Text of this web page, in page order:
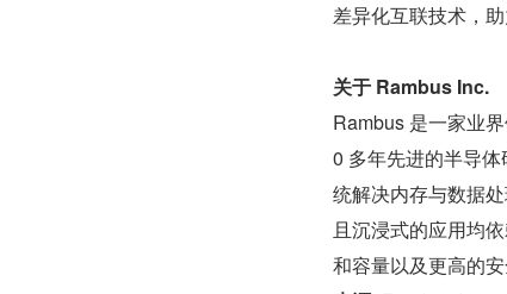
差异化互联技术，
关于 Rambus Inc.
Rambus 是一家业
0 多年先进的半导
统解决内存与数据
且沉浸式的应用均
和容量以及更高的